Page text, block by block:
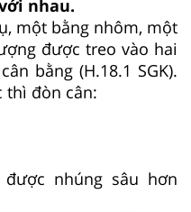
nhau.
một bằng nhôm, một
được treo vào hai
bằng (H.18.1 SGK).
thì đòn cân:
nhúng sâu hơn